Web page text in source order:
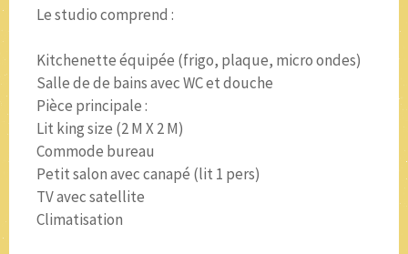
Le studio comprend :
Kitchenette équipée (frigo, plaque, micro ondes)
Salle de de bains avec WC et douche
Pièce principale :
Lit king size (2 M X 2 M)
Commode bureau
Petit salon avec canapé (lit 1 pers)
TV avec satellite
Climatisation